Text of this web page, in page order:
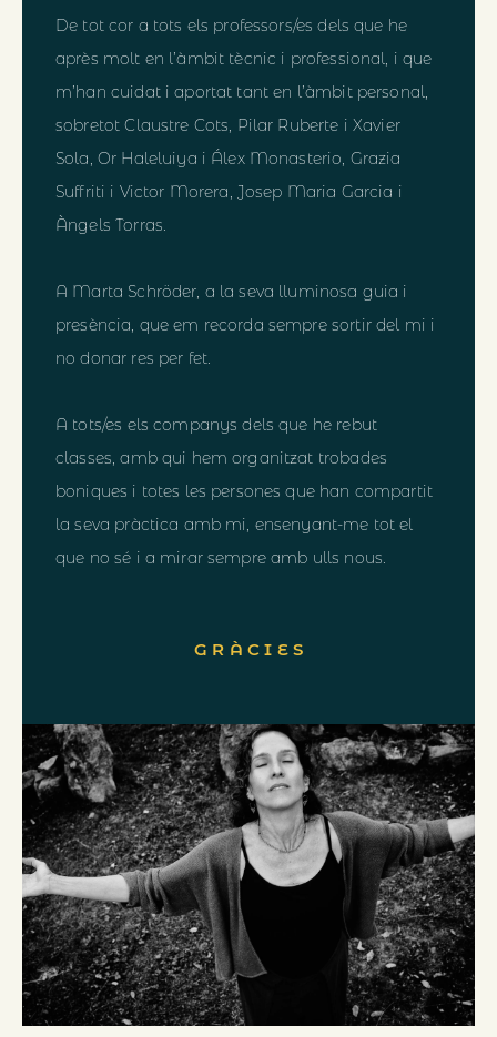
De tot cor a tots els professors/es dels que he
après molt en l’àmbit tècnic i professional, i que
m’han cuidat i aportat tant en l’àmbit personal,
sobretot Claustre Cots, Pilar Ruberte i Xavier
Sola, Or Haleluiya i Álex Monasterio, Grazia
Suffriti i Victor Morera, Josep Maria Garcia i
Àngels Torras.
A Marta Schröder, a la seva lluminosa guia i
presència, que em recorda sempre sortir del mi i
no donar res per fet.
A tots/es els companys dels que he rebut
classes, amb qui hem organitzat trobades
boniques i totes les persones que han compartit
la seva pràctica amb mi, ensenyant-me tot el
que no sé i a mirar sempre amb ulls nous.
G R À C I E S